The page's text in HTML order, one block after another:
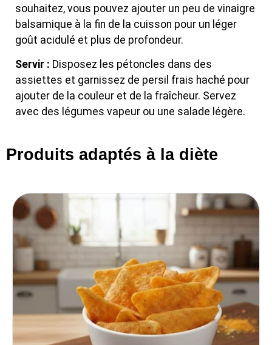
souhaitez, vous pouvez ajouter un peu de vinaigre
balsamique à la fin de la cuisson pour un léger
goût acidulé et plus de profondeur.
Servir : Disposez les pétoncles dans des
assiettes et garnissez de persil frais haché pour
ajouter de la couleur et de la fraîcheur. Servez
avec des légumes vapeur ou une salade légère.
Produits adaptés à la diète